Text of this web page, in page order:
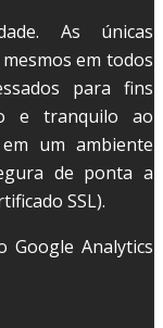
As únicas
em todos
para fins
e tranquilo ao
um ambiente
de ponta a
SSL).
Google Analytics